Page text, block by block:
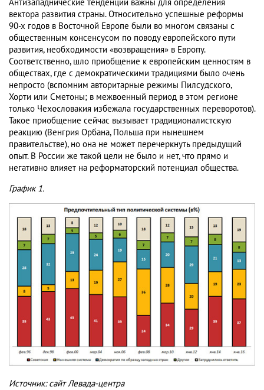
Антизападнические тенденции важны для определения
вектора развития страны. Относительно успешные реформы
90-х годов в Восточной Европе были во многом связаны с
общественным консенсусом по поводу европейского пути
развития, необходимости «возвращения» в Европу.
Соответственно, шло приобщение к европейским ценностям в
обществах, где с демократическими традициями было очень
непросто (вспомним авторитарные режимы Пилсудского,
Хорти или Сметоны; в межвоенный период в этом регионе
только Чехословакия избежала государственных переворотов).
Такое приобщение сейчас вызывает традиционалистскую
реакцию (Венгрия Орбана, Польша при нынешнем
правительстве), но она не может перечеркнуть предыдущий
опыт. В России же такой цели не было и нет, что прямо и
негативно влияет на реформаторский потенциал общества.
График 1.
Источник: сайт Левада-центра